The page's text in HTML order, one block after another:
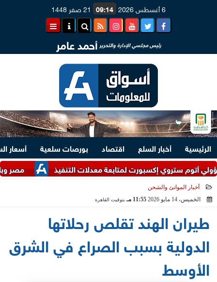
6 أغسطس 2026 09:14 21 صفر 1448
رئيس مجلسي الإدارة والتحرير أحمد عامر
الرئيسية أخبار السلع اقتصاد بورصات سلعية
أسعار
مصر وباكستان
إكسبورت لمتابعة معدلات التنفيذ
أخبار الموانئ والشحن
الخميس، 14 مايو 2026
11:55 مـ بتوقيت القاهرة
طيران الهند تقلص رحلاتها
الدولية بسبب الصراع في الشرق
الأوسط